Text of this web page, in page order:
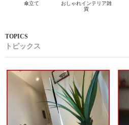
傘立て
おしゃれインテリア雑
貨
トピックス